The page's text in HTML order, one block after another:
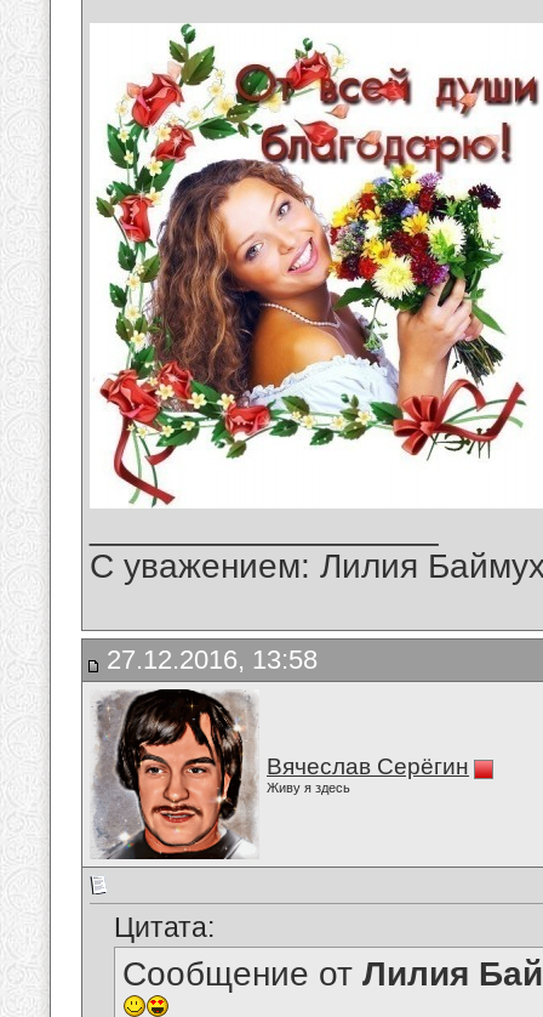
С уважением: Лилия
27.12.2016, 13:58
Вячеслав Серёгин
Живу я здесь
Цитата:
Сообщение от Лилия